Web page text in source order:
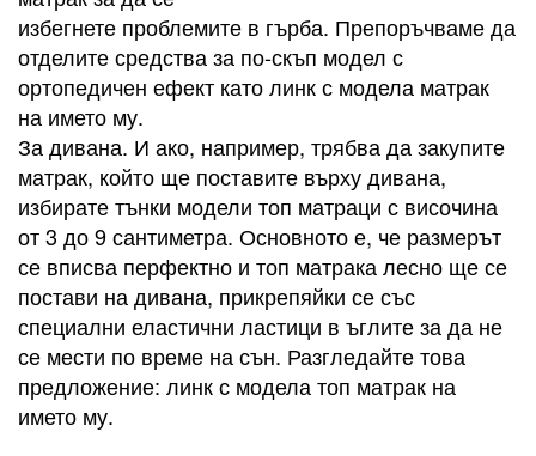
избегнете проблемите в гърба. Препоръчваме да
отделите средства за по-скъп модел с
ортопедичен ефект като линк с модела матрак
на името му.
За дивана. И ако, например, трябва да закупите
матрак, който ще поставите върху дивана,
избирате тънки модели топ матраци с височина
от 3 до 9 сантиметра. Основното е, че размерът
се вписва перфектно и топ матрака лесно ще се
постави на дивана, прикрепяйки се със
специални еластични ластици в ъглите за да не
се мести по време на сън. Разгледайте това
предложение: линк с модела топ матрак на
името му.